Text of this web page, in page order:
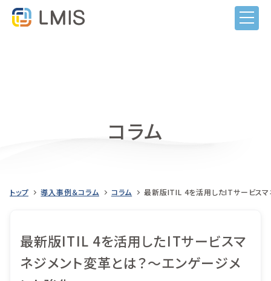
機能
目的から選ぶ
コラム
トップ 導入事例＆コラム コラム 最新版ITIL 4を活用したITサービスマ
最新版ITIL 4を活用したITサービスマ
ネジメント変革とは？～エンゲージメ